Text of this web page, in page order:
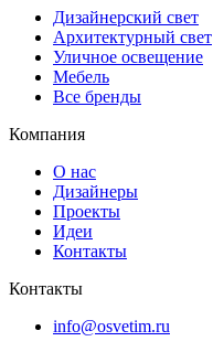
Дизайнерский свет
Архитектурный свет
Уличное освещение
Мебель
Все бренды
Компания
О нас
Дизайнеры
Проекты
Идеи
Контакты
Контакты
info@osvetim.ru